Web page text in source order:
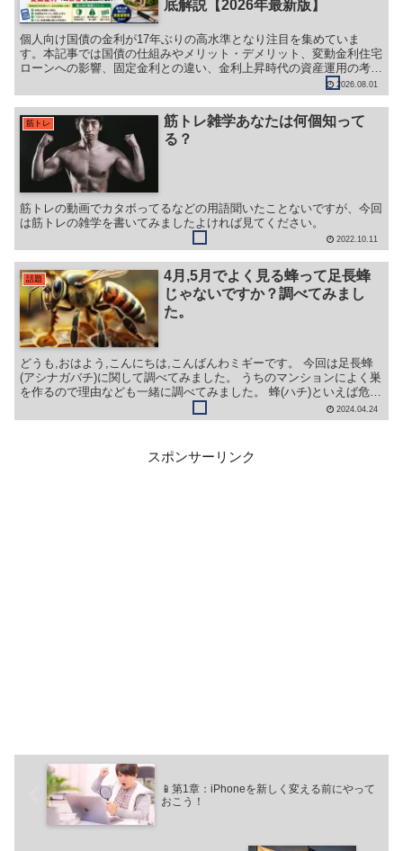
底解説【2026年最新版】
個人向け国債の金利が17年ぶりの高水準となり注目を集めていま
す。本記事では国債の仕組みやメリット・デメリット、変動金利住宅
ローンへの影響、固定金利との違い、金利上昇時代の資産運用の考え
2026.08.01
筋トレ
筋トレ雑学あなたは何個知って
る？
筋トレの動画でカタボってるなどの用語聞いたことないですが、今回
は筋トレの雑学を書いてみましたよければ見てください。
2022.10.11
話題
4月,5月でよく見る蜂って足長蜂
じゃないですか？調べてみまし
た。
どうも,おはよう,こんにちは,こんばんわミギーです。 今回は足長蜂
(アシナガバチ)に関して調べてみました。 うちのマンションによく巣
を作るので理由なども一緒に調べてみました。 蜂(ハチ)といえば危な
いイメージがありますが,各ハチ(アシナガバチ,クマバチ,スズメバチ,
ミツバチ)に関して種類なども見ながら正しい対処をしていきましょ
2024.04.24
スポンサーリンク
📱第1章：iPhoneを新しく変える前にやって
おこう！